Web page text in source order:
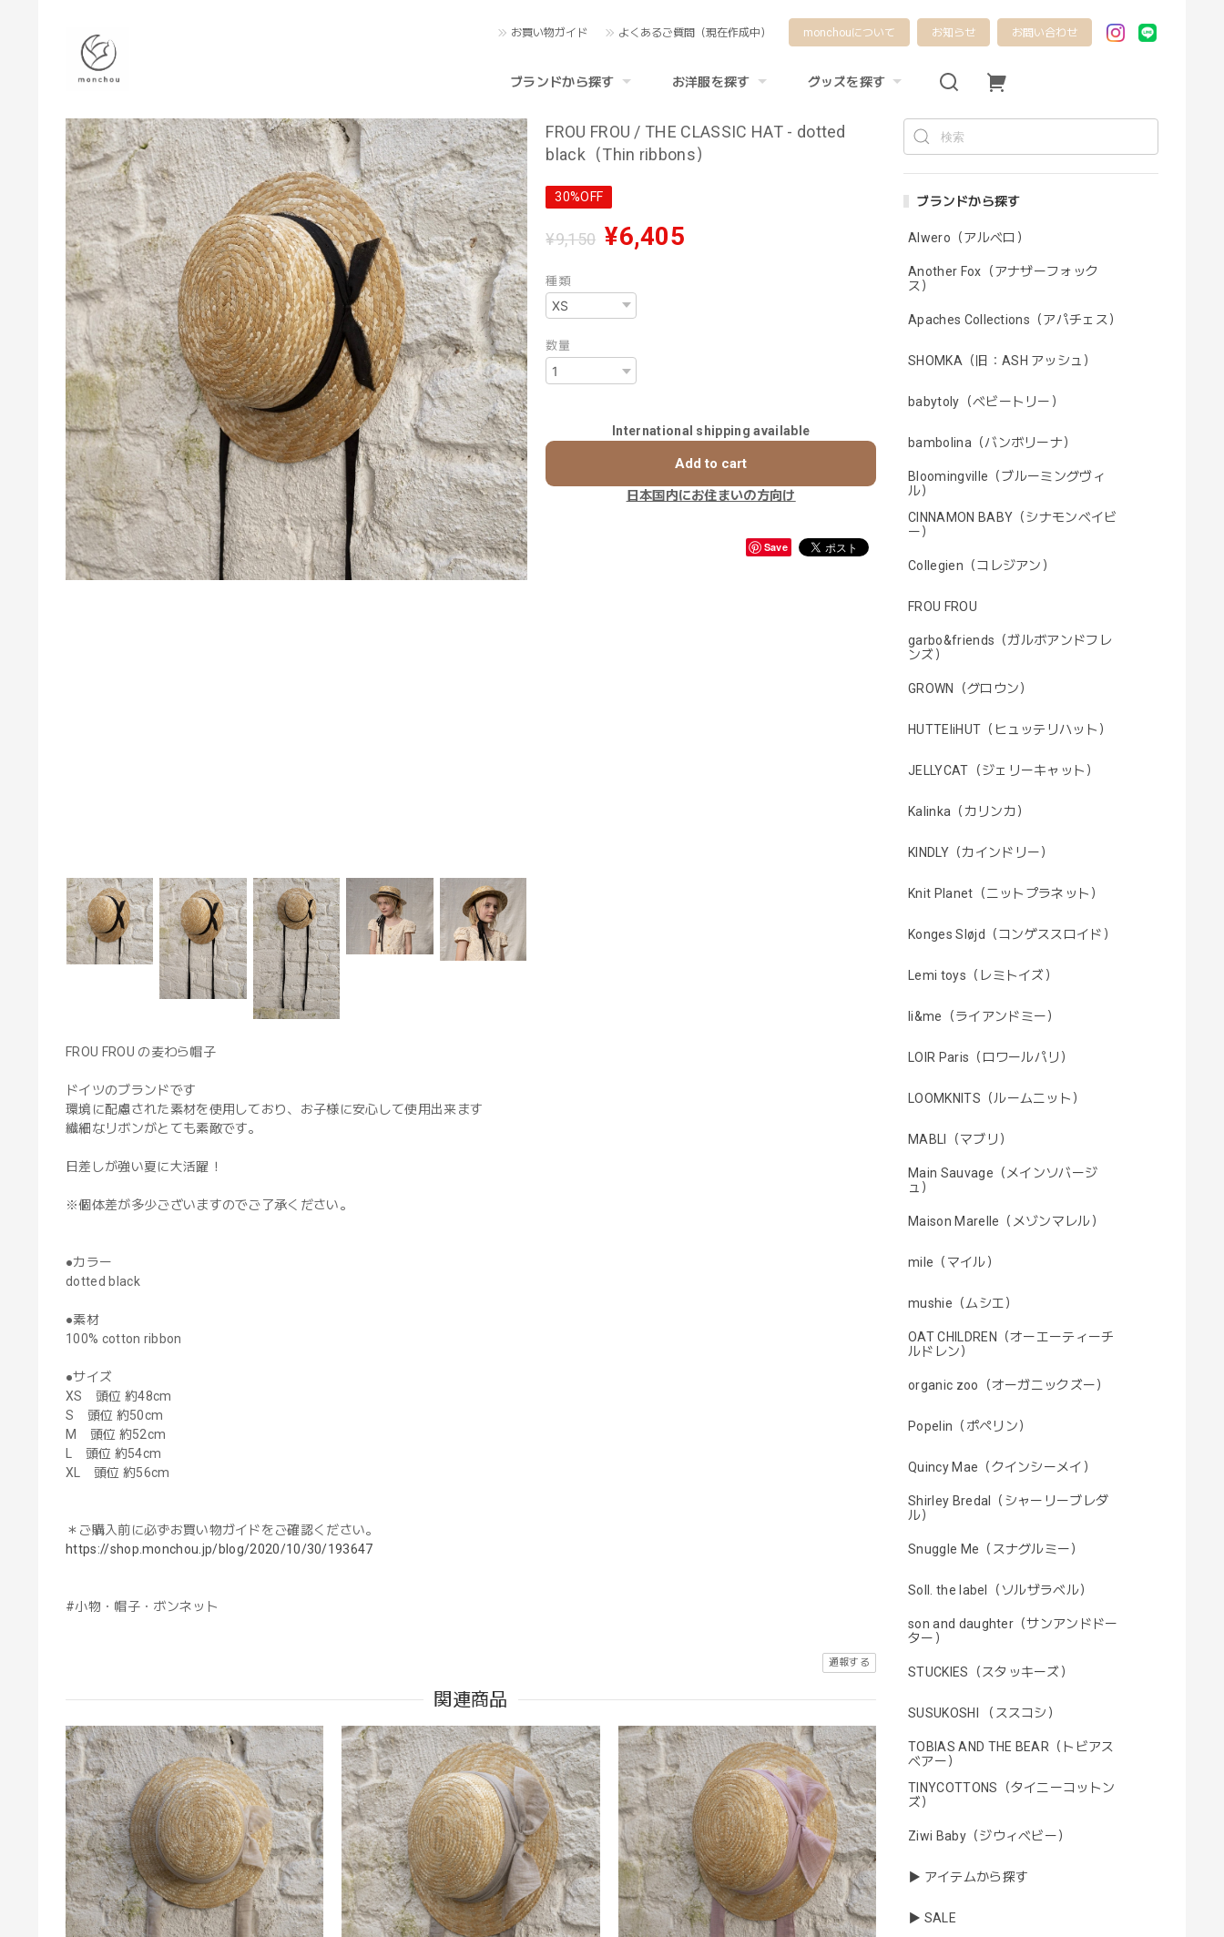
お買い物ガイド よくあるご質問（現在作成中） monchouについて お知らせ お問い合わせ
ブランドから探す お洋服を探す グッズを探す
ブランドから探す
Alwero（アルベロ）
Another Fox（アナザーフォック
ス）
Apaches Collections（アパチェス）
SHOMKA（旧：ASH アッシュ）
babytoly（ベビートリー）
bambolina（バンボリーナ）
Bloomingville（ブルーミングヴィ
ル）
CINNAMON BABY（シナモンベイビ
ー）
Collegien（コレジアン）
FROU FROU
garbo&friends（ガルボアンドフレ
ンズ）
GROWN（グロウン）
HUTTEliHUT（ヒュッテリハット）
JELLYCAT（ジェリーキャット）
Kalinka（カリンカ）
KINDLY（カインドリー）
Knit Planet（ニットプラネット）
Konges Sløjd（コンゲススロイド）
Lemi toys（レミトイズ）
li&me（ライアンドミー）
LOIR Paris（ロワールパリ）
LOOMKNITS（ルームニット）
MABLI（マブリ）
Main Sauvage（メインソバージ
ュ）
Maison Marelle（メゾンマレル）
mile（マイル）
mushie（ムシエ）
OAT CHILDREN（オーエーティーチ
ルドレン）
organic zoo（オーガニックズー）
Popelin（ポペリン）
Quincy Mae（クインシーメイ）
Shirley Bredal（シャーリーブレダ
ル）
Snuggle Me（スナグルミー）
Soll. the label（ソルザラベル）
son and daughter（サンアンドドー
ター）
STUCKIES（スタッキーズ）
SUSUKOSHI （ススコシ）
TOBIAS AND THE BEAR（トビアス
ベアー）
TINYCOTTONS（タイニーコットン
ズ）
Ziwi Baby（ジウィベビー）
▶ アイテムから探す
▶ SALE
FROU FROU / THE CLASSIC HAT - dotted
black（Thin ribbons）
30%OFF
¥9,150 ¥6,405
種類
数量
International shipping available
Add to cart
日本国内にお住まいの方向け
Save
FROU FROU の麦わら帽子
ドイツのブランドです
環境に配慮された素材を使用しており、お子様に安心して使用出来ます
繊細なリボンがとても素敵です。
日差しが強い夏に大活躍！
※個体差が多少ございますのでご了承ください。
●カラー
dotted black
●素材
100% cotton ribbon
●サイズ
XS 頭位 約48cm
S 頭位 約50cm
M 頭位 約52cm
L 頭位 約54cm
XL 頭位 約56cm
＊ご購入前に必ずお買い物ガイドをご確認ください。
https://shop.monchou.jp/blog/2020/10/30/193647
#小物・帽子・ボンネット
通報する
関連商品